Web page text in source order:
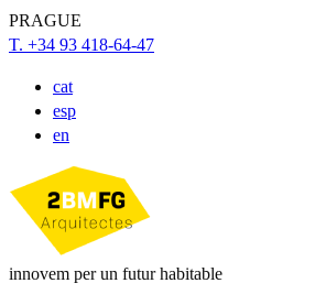
PRAGUE
T. +34 93 418-64-47
cat
esp
en
innovem per un futur habitable